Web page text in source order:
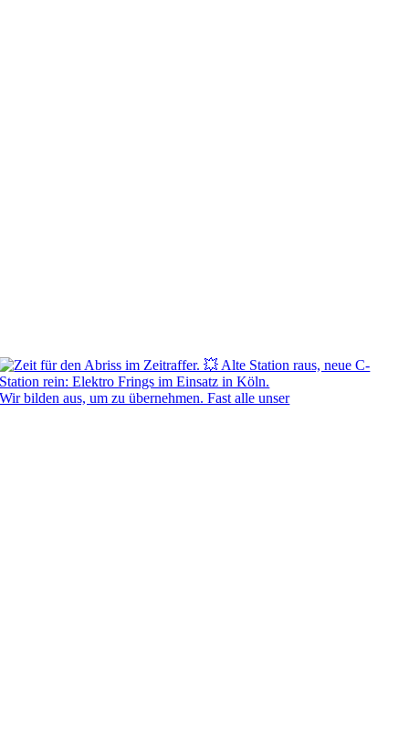
Wir bilden aus, um zu übernehmen. Fast alle unser